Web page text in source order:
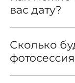
вас дату?
Сколько